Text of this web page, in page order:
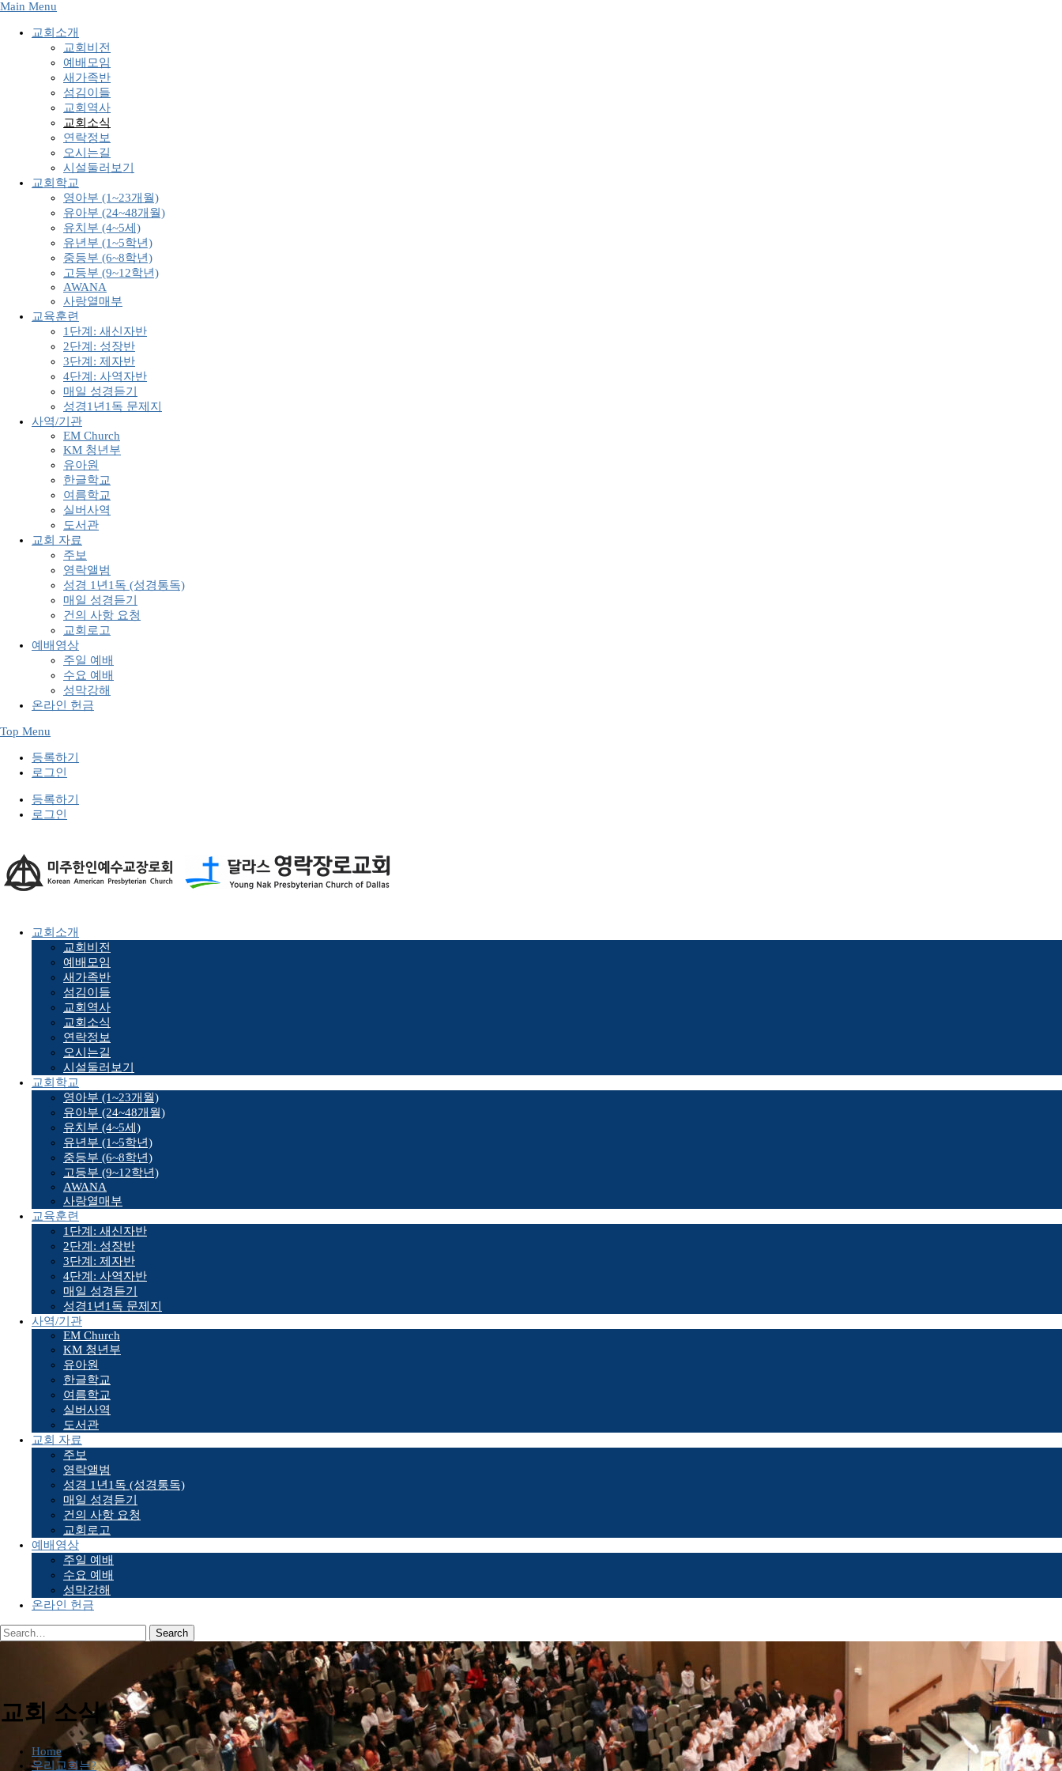
Main Menu
교회소개
교회비전
예배모임
새가족반
섬김이들
교회역사
교회소식
연락정보
오시는길
시설둘러보기
교회학교
영아부 (1~23개월)
유아부 (24~48개월)
유치부 (4~5세)
유년부 (1~5학년)
중등부 (6~8학년)
고등부 (9~12학년)
AWANA
사랑열매부
교육훈련
1단계: 새신자반
2단계: 성장반
3단계: 제자반
4단계: 사역자반
매일 성경듣기
성경1년1독 문제지
사역/기관
EM Church
KM 청년부
유아원
한글학교
여름학교
실버사역
도서관
교회 자료
주보
영락앨범
성경 1년1독 (성경통독)
매일 성경듣기
건의 사항 요청
교회로고
예배영상
주일 예배
수요 예배
성막강해
온라인 헌금
Top Menu
등록하기
로그인
등록하기
로그인
교회소개
교회비전
예배모임
새가족반
섬김이들
교회역사
교회소식
연락정보
오시는길
시설둘러보기
교회학교
영아부 (1~23개월)
유아부 (24~48개월)
유치부 (4~5세)
유년부 (1~5학년)
중등부 (6~8학년)
고등부 (9~12학년)
AWANA
사랑열매부
교육훈련
1단계: 새신자반
2단계: 성장반
3단계: 제자반
4단계: 사역자반
매일 성경듣기
성경1년1독 문제지
사역/기관
EM Church
KM 청년부
유아원
한글학교
여름학교
실버사역
도서관
교회 자료
주보
영락앨범
성경 1년1독 (성경통독)
매일 성경듣기
건의 사항 요청
교회로고
예배영상
주일 예배
수요 예배
성막강해
온라인 헌금
교회 소식
Home
우리교회는?